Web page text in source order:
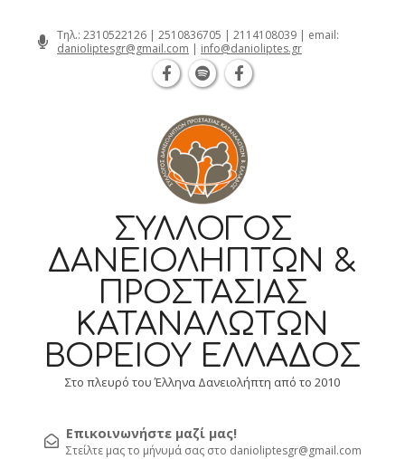
Τηλ.: 2310522126 | 2510836705 | 2114108039 | email:
danioliptesgr@gmail.com | info@danioliptes.gr
ΣΎΛΛΟΓΟΣ
ΔΑΝΕΙΟΛΗΠΤΏΝ &
ΠΡΟΣΤΑΣΊΑΣ
ΚΑΤΑΝΑΛΩΤΏΝ
ΒΟΡΕΊΟΥ ΕΛΛΆΔΟΣ
Στο πλευρό του Έλληνα Δανειολήπτη από το 2010
Επικοινωνήστε μαζί μας!
Στείλτε μας το μήνυμά σας στο danioliptesgr@gmail.com